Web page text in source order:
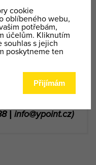
možné nabídku
aktivit a jejich
konkrétnější
| info@ypoint.cz)